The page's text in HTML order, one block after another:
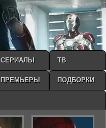
СЕРИАЛЫ ТВ
ПРЕМЬЕРЫ ПОДБОРКИ